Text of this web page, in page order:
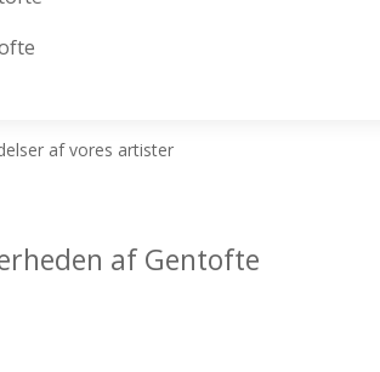
af vores artister
af Gentofte